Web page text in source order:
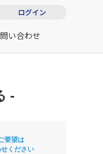
ログイン
い合わせ
-
要望は
ください